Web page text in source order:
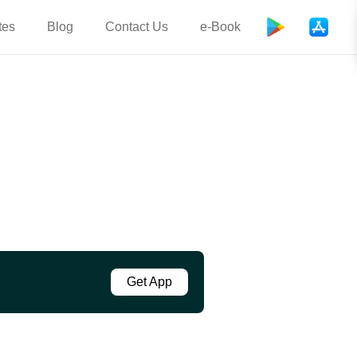
Blog Contact Us e-Book
Get App